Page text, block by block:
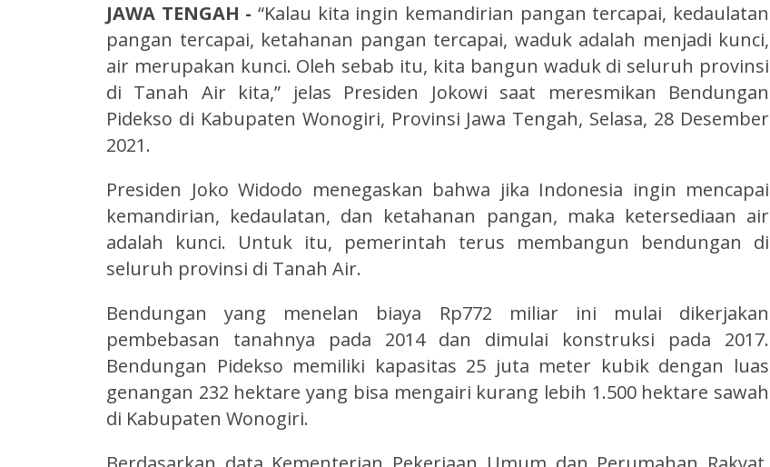
JAWA TENGAH - “Kalau kita ingin kemandirian pangan tercapai, kedaulatan
pangan tercapai, ketahanan pangan tercapai, waduk adalah menjadi kunci,
air merupakan kunci. Oleh sebab itu, kita bangun waduk di seluruh provinsi
di Tanah Air kita,” jelas Presiden Jokowi saat meresmikan Bendungan
Pidekso di Kabupaten Wonogiri, Provinsi Jawa Tengah, Selasa, 28 Desember
2021.
Presiden Joko Widodo menegaskan bahwa jika Indonesia ingin mencapai
kemandirian, kedaulatan, dan ketahanan pangan, maka ketersediaan air
adalah kunci. Untuk itu, pemerintah terus membangun bendungan di
seluruh provinsi di Tanah Air.
Bendungan yang menelan biaya Rp772 miliar ini mulai dikerjakan
pembebasan tanahnya pada 2014 dan dimulai konstruksi pada 2017.
Bendungan Pidekso memiliki kapasitas 25 juta meter kubik dengan luas
genangan 232 hektare yang bisa mengairi kurang lebih 1.500 hektare sawah
di Kabupaten Wonogiri.